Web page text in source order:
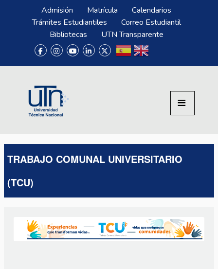
Pasar al contenido principal
Menú SuperiorAdmisión Matrícula
Calendarios
Trámites Estudiantiles
Correo Estudiantil
Bibliotecas
UTN Transparente
TRABAJO COMUNAL UNIVERSITARIO
(TCU)